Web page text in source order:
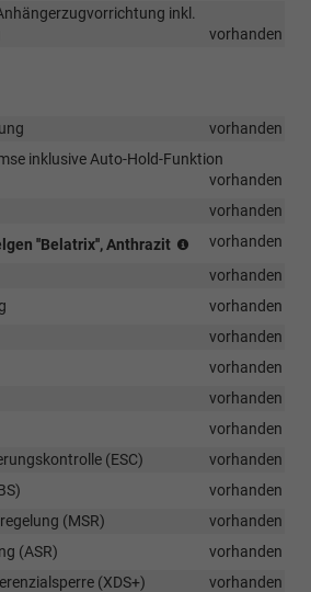
inkl.
vorhanden
vorhanden
inklusive Auto-Hold-Funktion
vorhanden
vorhanden
''Belatrix'', Anthrazit
(Bereifung
R18)
vorhanden
vorhanden
vorhanden
vorhanden
vorhanden
vorhanden
vorhanden
(ESC)
vorhanden
vorhanden
(MSR)
vorhanden
(ASR)
vorhanden
(XDS+)
vorhanden